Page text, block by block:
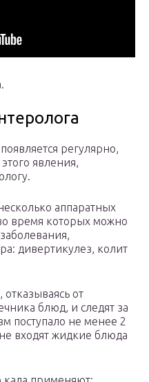
регулярно,
явления,
аппаратных
время которых можно
дивертикулез, колит
от
блюд, и следят за
поступало не менее 2
входят жидкие блюда